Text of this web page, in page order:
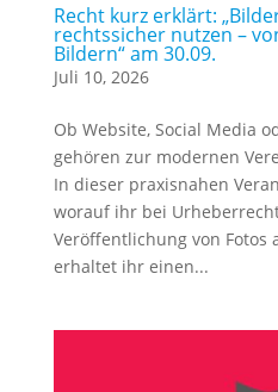
Recht kurz erklärt:
rechtssicher nutzen –
Bildern“ am 30.09.
Juli 10, 2026
Ob Website, Social Media
gehören zur modernen
In dieser praxisnahen
worauf ihr bei
Veröffentlichung von Fotos
erhaltet ihr einen...